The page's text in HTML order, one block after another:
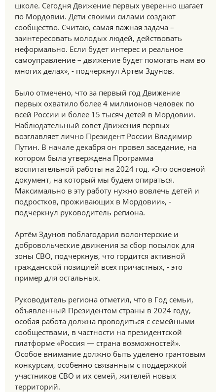
школе. Сегодня Движение первых уверенно шагает
по Мордовии. Дети своими силами создают
сообщество. Считаю, самая важная задача –
заинтересовать молодых людей, действовать
неформально. Если будет интерес и реальное
самоуправление – движение будет помогать нам во
многих делах», - подчеркнул Артём Здунов.
Было отмечено, что за первый год Движение
первых охватило более 4 миллионов человек по
всей России и более 15 тысяч детей в Мордовии.
Наблюдательный совет Движения первых
возглавляет лично Президент России Владимир
Путин. В начале декабря он провел заседание, на
котором была утверждена Программа
воспитательной работы на 2024 год. «Это основной
документ, на который мы будем опираться.
Максимально в эту работу нужно вовлечь детей и
подростков, проживающих в Мордовии», -
подчеркнул руководитель региона.
Артём Здунов поблагодарил волонтерские и
добровольческие движения за сбор посылок для
зоны СВО, подчеркнув, что гордится активной
гражданской позицией всех причастных, - это
пример для остальных.
Руководитель региона отметил, что в Год семьи,
объявленный Президентом страны в 2024 году,
особая работа должна проводиться с семейными
сообществами, в частности на президентской
платформе «Россия — страна возможностей».
Особое внимание должно быть уделено грантовым
конкурсам, особенно связанным с поддержкой
участников СВО и их семей, жителей новых
территорий.